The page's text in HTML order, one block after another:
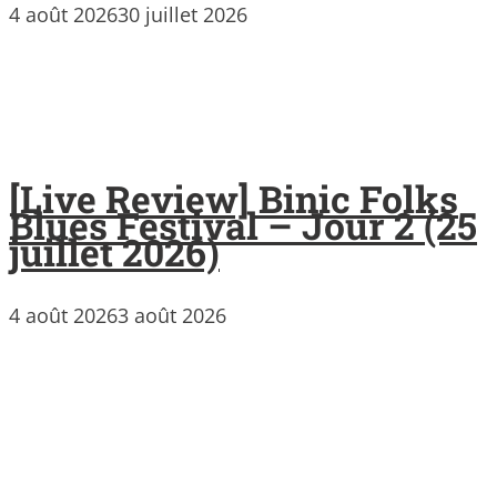
4 août 202630 juillet 2026
[Live Review] Binic Folks
Blues Festival – Jour 2 (25
juillet 2026)
4 août 20263 août 2026